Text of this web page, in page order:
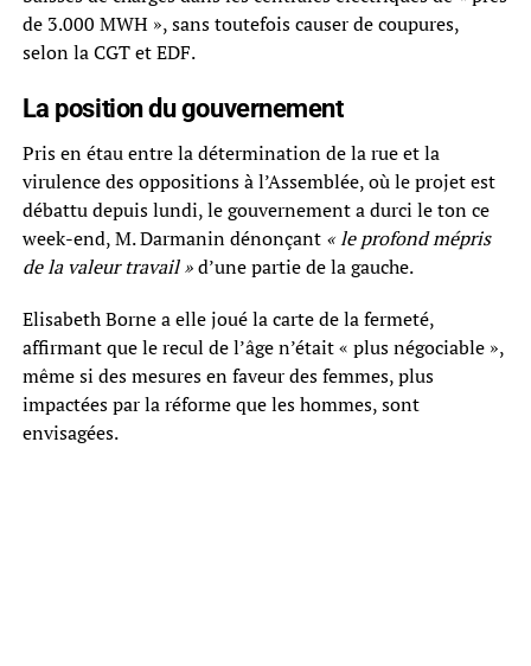
de 3.000 MWH », sans toutefois causer de coupures,
selon la CGT et EDF.
La position du gouvernement
Pris en étau entre la détermination de la rue et la
virulence des oppositions à l’Assemblée, où le projet est
débattu depuis lundi, le gouvernement a durci le ton ce
week-end, M. Darmanin dénonçant « le profond mépris
de la valeur travail »d’une partie de la gauche.
Elisabeth Borne a elle joué la carte de la fermeté,
affirmant que le recul de l’âge n’était « plus négociable »,
même si des mesures en faveur des femmes, plus
impactées par la réforme que les hommes, sont
envisagées.